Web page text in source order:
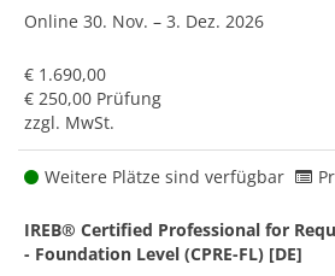
Online 30. Nov. – 3. Dez. 2026
€ 1.690,00
€ 250,00 Prüfung
zzgl. MwSt.
Weitere Plätze sind verfügbar
IREB® Certified Professional for
- Foundation Level (CPRE-FL) [DE]